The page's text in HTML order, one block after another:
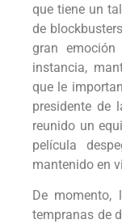
que tiene un
de
gran
instancia,
que le
presidente de
reunido un
película
mantenido en
De momento,
tempranas de